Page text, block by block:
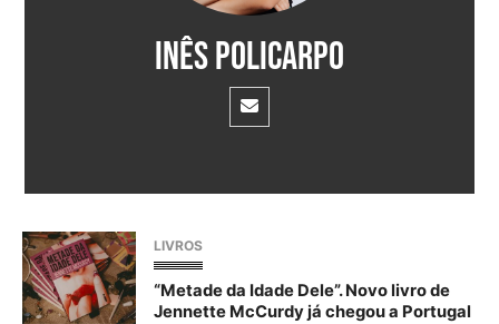
Inês Policarpo
LIVROS
“Metade da Idade Dele”. Novo livro de
Jennette McCurdy já chegou a Portugal